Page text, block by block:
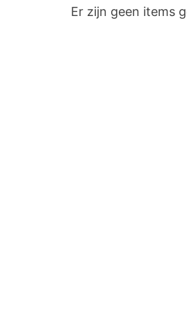
Er zijn geen items